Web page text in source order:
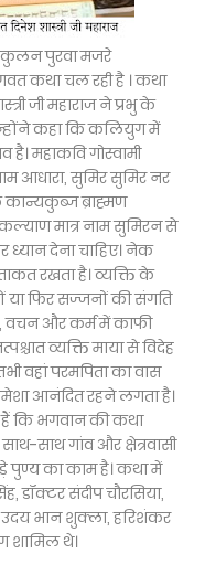
पुरवा मजरे
कथा चल रही है । कथा
जी महाराज ने प्रभु के
कहा कि कलियुग में
महाकवि गोस्वामी
आधारा, सुमिर सुमिर नर
कान्यकुब्ज ब्राह्मण
मात्र नाम सुमिरन से
ध्यान देना चाहिए। नेक
रखता है। व्यक्ति के
या फिर सज्जनों की संगति
वचन और कर्म में काफी
व्यक्ति माया से विदेह
वहां परमपिता का वास
हमेशा आनंदित रहने लगता है।
कि भगवान की कथा
साथ गांव और क्षेत्रवासी
पुण्य का काम है। कथा में
डॉक्टर संदीप चौरसिया,
उदय भान शुक्ला, हरिशंकर
शामिल थे।